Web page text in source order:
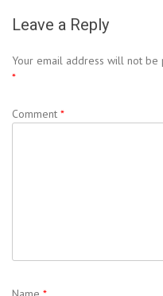
Leave a Reply
Your email address will not be
*
Comment *